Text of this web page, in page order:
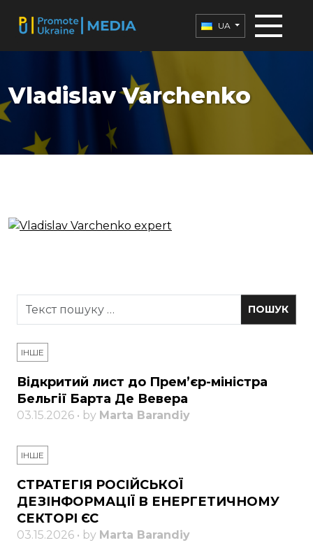
UA
Vladislav Varchenko
ІНШЕ
Відкритий лист до Прем’єр-міністра
Бельгії Барта Де Вевера
03.15.2026 • by Marta Barandiy
ІНШЕ
СТРАТЕГІЯ РОСІЙСЬКОЇ
ДЕЗІНФОРМАЦІЇ В ЕНЕРГЕТИЧНОМУ
СЕКТОРІ ЄС
03.15.2026 • by Marta Barandiy